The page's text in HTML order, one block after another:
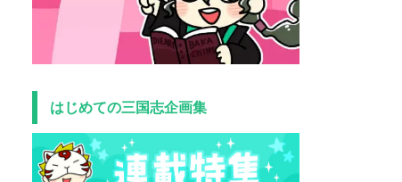
はじめての三国志企画集